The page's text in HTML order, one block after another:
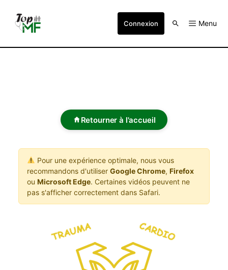
Connexion Menu
Retourner à l'accueil
Pour une expérience optimale, nous vous
recommandons d'utiliser Google Chrome, Firefox
ou Microsoft Edge. Certaines vidéos peuvent ne
pas s'afficher correctement dans Safari.